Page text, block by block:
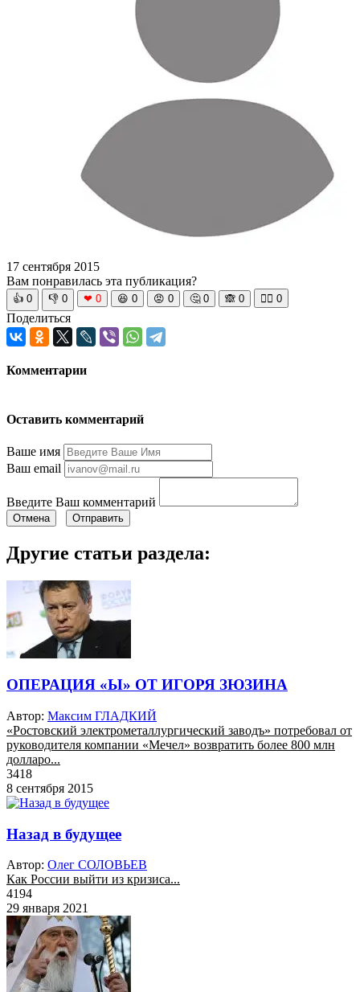
17 сентября 2015
Вам понравилась эта публикация?
👍 0 👎 0 ❤ 0 😆 0 😡 0 🤔 0 🙈 0 🧘‍♀️ 0
Поделиться
Комментарии
Оставить комментарий
Ваше имя
Ваш email
Введите Ваш комментарий
Отмена Отправить
Другие статьи раздела:
ОПЕРАЦИЯ «Ы» ОТ ИГОРЯ ЗЮЗИНА
Автор: Максим ГЛАДКИЙ
«Ростовский электрометаллургический заводъ» потребовал от
руководителя компании «Мечел» возвратить более 800 млн
долларо...
3418
8 сентября 2015
Назад в будущее
Автор: Олег СОЛОВЬЕВ
Как России выйти из кризиса...
4194
29 января 2021